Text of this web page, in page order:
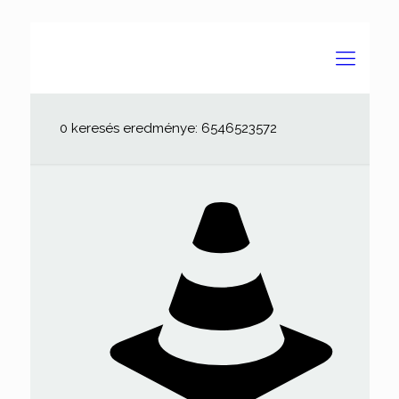
0 keresés eredménye: 6546523572